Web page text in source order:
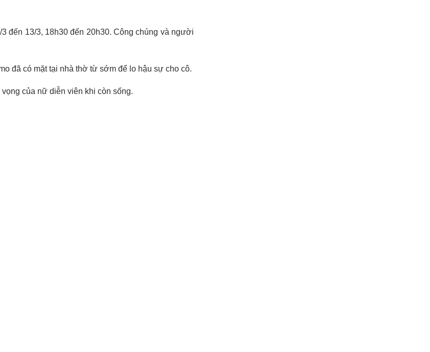
đến 13/3, 18h30 đến 20h30. Công chúng và người
đã có mặt tại nhà thờ từ sớm để lo hậu sự cho cô.
của nữ diễn viên khi còn sống.